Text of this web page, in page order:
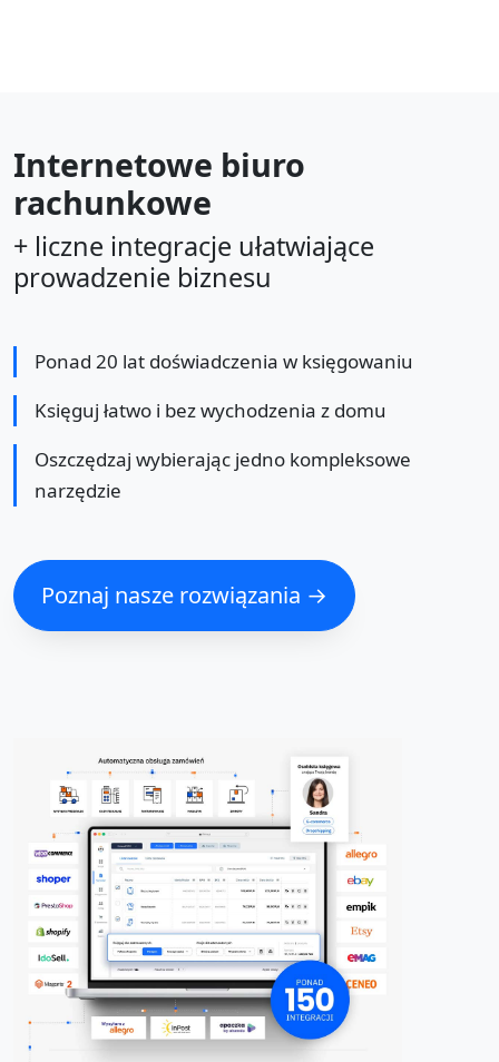
Internetowe biuro
rachunkowe
+ liczne integracje ułatwiające
prowadzenie biznesu
Ponad 20 lat doświadczenia w księgowaniu
Księguj łatwo i bez wychodzenia z domu
Oszczędzaj wybierając jedno kompleksowe
narzędzie
Poznaj nasze rozwiązania →